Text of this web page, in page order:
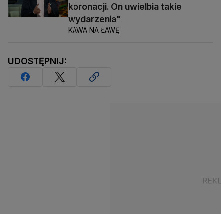
koronacji. On uwielbia takie
wydarzenia"
KAWA NA ŁAWĘ
UDOSTĘPNIJ: